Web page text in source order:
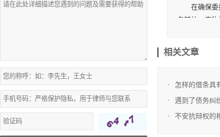
在确保
务转让、实
1、帮助
1、确定
权)。 4、采
相关文章
怎样的借条具
遇到了债务纠
不安抗辩权的